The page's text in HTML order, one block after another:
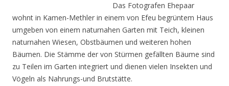
Das Fotografen Ehepaar
wohnt in Kamen-Methler in einem von Efeu begrüntem Haus
umgeben von einem naturnahen Garten mit Teich, kleinen
naturnahen Wiesen, Obstbäumen und weiteren hohen
Bäumen. Die Stämme der von Stürmen gefällten Bäume sind
zu Teilen im Garten integriert und dienen vielen Insekten und
Vögeln als Nahrungs-und Brutstätte.